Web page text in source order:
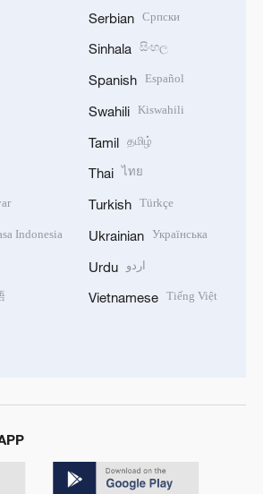
Indonesia
Serbian Српски
Sinhala සිංහල
Spanish Español
Swahili Kiswahili
Tamil தமிழ்
Thai ไทย
Turkish Türkçe
Ukrainian Українська
Urdu اردو
Vietnamese Tiếng Việt